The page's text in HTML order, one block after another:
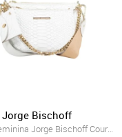
Jorge Bischoff
Bolsa Feminina Jorge Bischoff Couro Cobr...